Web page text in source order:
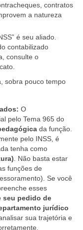
contratos
a natureza
é seu aliado.
contabilizado
consulte o
sobra pouco tempo
O
pelo Tema 965 do
da função.
pelo INSS, é
tenha como
. Não basta estar
funções de
Se você
esses
seu pedido de
jurídico
sua trajetória e